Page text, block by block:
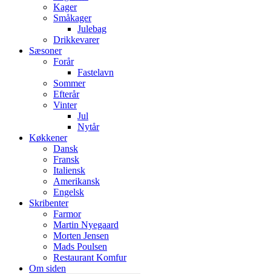
Kager
Småkager
Julebag
Drikkevarer
Sæsoner
Forår
Fastelavn
Sommer
Efterår
Vinter
Jul
Nytår
Køkkener
Dansk
Fransk
Italiensk
Amerikansk
Engelsk
Skribenter
Farmor
Martin Nyegaard
Morten Jensen
Mads Poulsen
Restaurant Komfur
Om siden